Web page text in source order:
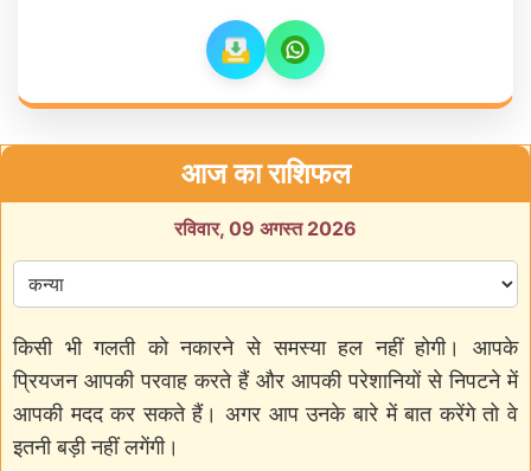
आज का राशिफल
रविवार, 09 अगस्त 2026
किसी भी गलती को नकारने से समस्या हल नहीं होगी। आपके
प्रियजन आपकी परवाह करते हैं और आपकी परेशानियों से निपटने में
आपकी मदद कर सकते हैं। अगर आप उनके बारे में बात करेंगे तो वे
इतनी बड़ी नहीं लगेंगी।